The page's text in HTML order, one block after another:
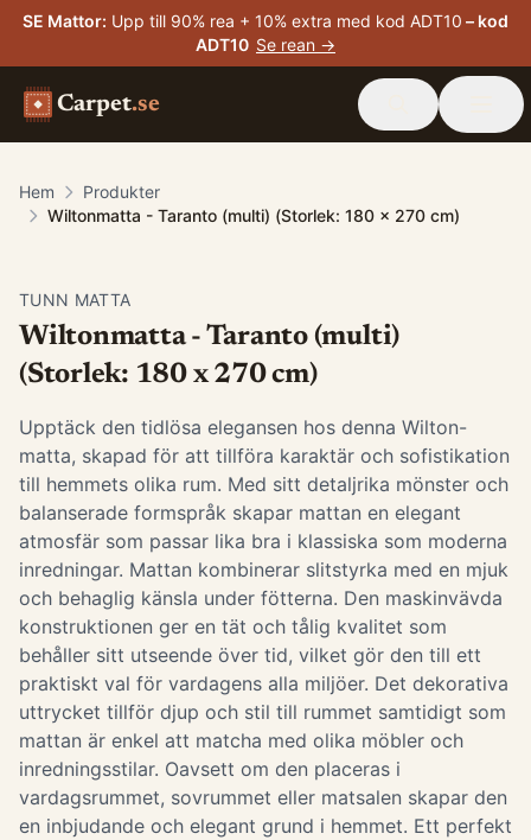
SE Mattor: Upp till 90% rea + 10% extra med kod ADT10 – kod
ADT10 Se rean →
Carpet.se
Hem
Produkter
Wiltonmatta - Taranto (multi) (Storlek: 180 x 270 cm)
TUNN MATTA
Wiltonmatta - Taranto (multi)
(Storlek: 180 x 270 cm)
Upptäck den tidlösa elegansen hos denna Wilton-
matta, skapad för att tillföra karaktär och sofistikation
till hemmets olika rum. Med sitt detaljrika mönster och
balanserade formspråk skapar mattan en elegant
atmosfär som passar lika bra i klassiska som moderna
inredningar. Mattan kombinerar slitstyrka med en mjuk
och behaglig känsla under fötterna. Den maskinvävda
konstruktionen ger en tät och tålig kvalitet som
behåller sitt utseende över tid, vilket gör den till ett
praktiskt val för vardagens alla miljöer. Det dekorativa
uttrycket tillför djup och stil till rummet samtidigt som
mattan är enkel att matcha med olika möbler och
inredningsstilar. Oavsett om den placeras i
vardagsrummet, sovrummet eller matsalen skapar den
en inbjudande och elegant grund i hemmet. Ett perfekt